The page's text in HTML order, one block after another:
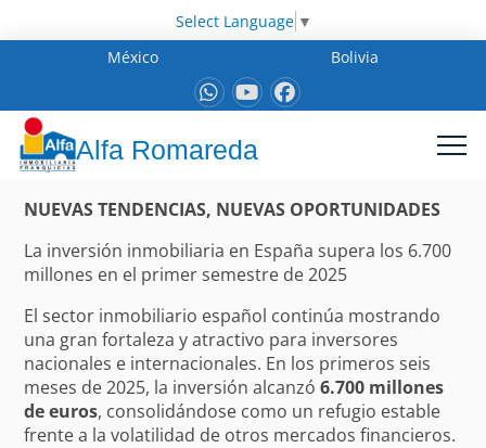
Select Language ▼
México
Bolivia
Alfa Romareda
NUEVAS TENDENCIAS, NUEVAS OPORTUNIDADES
La inversión inmobiliaria en España supera los 6.700
millones en el primer semestre de 2025
El sector inmobiliario español continúa mostrando
una gran fortaleza y atractivo para inversores
nacionales e internacionales. En los primeros seis
meses de 2025, la inversión alcanzó6.700 millones
de euros, consolidándose como un refugio estable
frente a la volatilidad de otros mercados financieros.